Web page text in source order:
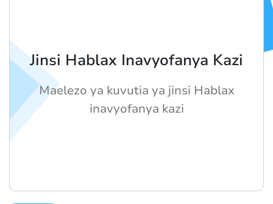
Jinsi Hablax Inavyofanya Kazi
Maelezo ya kuvutia ya jinsi Hablax
inavyofanya kazi